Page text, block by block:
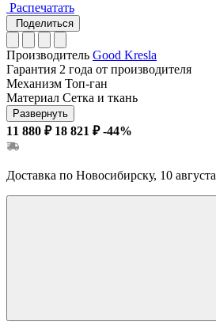
Распечатать
Поделиться
Производитель Good Kresla
Гарантия 2 года от производителя
Механизм Топ-ган
Материал Сетка и ткань
Развернуть
11 880 ₽ 18 821 ₽ -44%
Доставка по Новосибирску, 10 августа